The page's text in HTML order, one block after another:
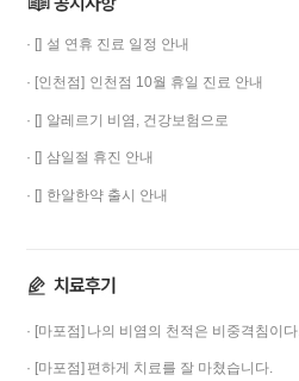
· [] 설 연휴 진료 일정 안내
· [인천점] 인천점 10월 휴일 진료 안내
· [] 알레르기 비염, 건강보험으로
· [] 삼일절 휴진 안내
· [] 한알한약 출시 안내
· [마포점] 나의 비염의 천적은 비중격침이다.
· [마포점] 편하게 치료를 잘 마쳤습니다.